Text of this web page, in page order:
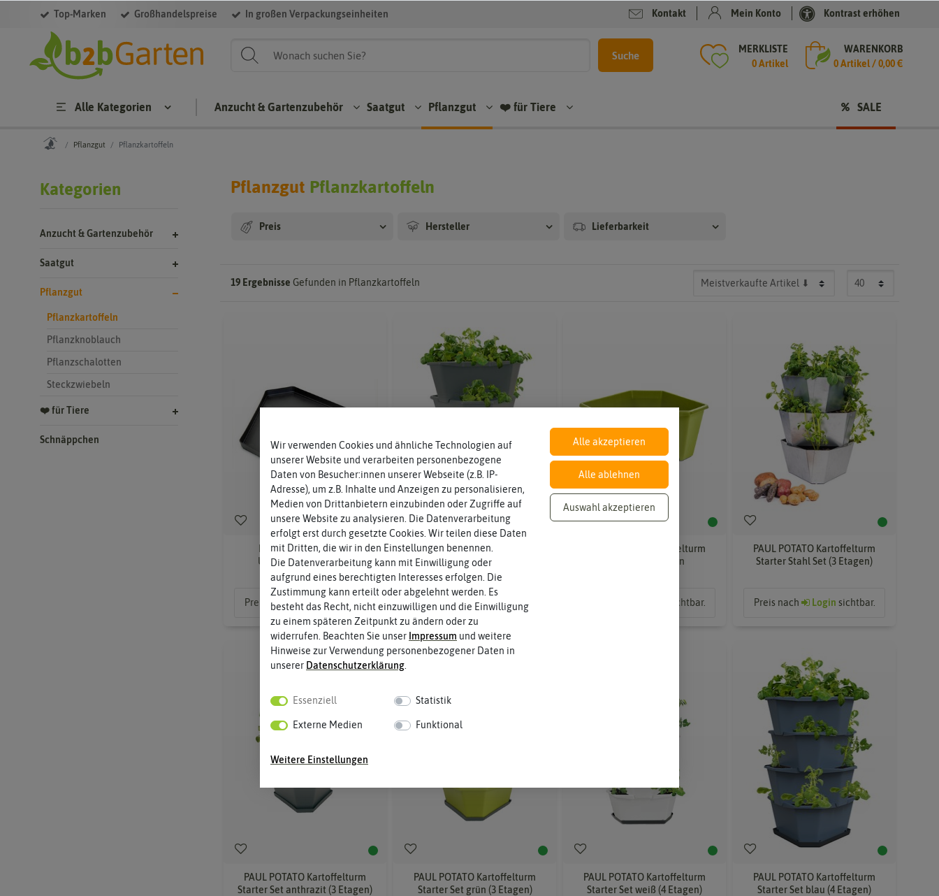
Top-Marken Großhandelspreise In großen Verpackungseinheiten Kontakt Mein Konto Kontrast erhöhen
Suche
MERKLISTE
0 Artikel
WARENKORB
0Artikel /0,00 €
Alle Kategorien Anzucht & Gartenzubehör Saatgut Pflanzgut ❤️ für Tiere SALE
Pflanzgut Pflanzkartoffeln
Kategorien
Anzucht & Gartenzubehör
Saatgut
Pflanzgut
Pflanzkartoffeln
Pflanzknoblauch
Pflanzschalotten
Steckzwiebeln
❤️ für Tiere
Schnäppchen
Pflanzgut Pflanzkartoffeln
Preis Hersteller Lieferbarkeit
19 Ergebnisse Gefunden in Pflanzkartoffeln
PAUL POTATO Starter
Untersetzer anthrazit
Preis nach Loginsichtbar.
PAUL POTATO Kartoffelturm
Starter Set anthrazit (4 Etagen)
Preis nach Loginsichtbar.
PAUL POTATO Kartoffelturm
Starter Etage grün
sichtbar.
PAUL POTATO Kartoffelturm
Starter Stahl Set (3 Etagen)
Preis nach Login sichtbar.
PAUL POTATO Kartoffelturm
Starter Set anthrazit (3 Etagen)
PAUL POTATO Kartoffelturm
Starter Set grün (3 Etagen)
PAUL POTATO Kartoffelturm
Starter Set weiß (4 Etagen)
PAUL POTATO Kartoffelturm
Starter Set blau (4 Etagen)
Filter
Wir verwenden Cookies und ähnliche Technologien auf
unserer Website und verarbeiten personenbezogene
Daten von Besucher:innen unserer Webseite (z.B. IP-
Adresse), um z.B. Inhalte und Anzeigen zu personalisieren,
Medien von Drittanbietern einzubinden oder Zugriffe auf
unsere Website zu analysieren. Die Datenverarbeitung
erfolgt erst durch gesetzte Cookies. Wir teilen diese Daten
mit Dritten, die wir in den Einstellungen benennen.
Die Datenverarbeitung kann mit Einwilligung oder
aufgrund eines berechtigten Interesses erfolgen. Die
Zustimmung kann erteilt oder abgelehnt werden. Es
besteht das Recht, nicht einzuwilligen und die Einwilligung
zu einem späteren Zeitpunkt zu ändern oder zu
widerrufen. Beachten Sie unser Impressum und weitere
Hinweise zur Verwendung personenbezogener Daten in
unserer Daten­schutz­erklärung
Essenziell Statistik
Externe Medien Funktional
Weitere Einstellungen
Alle akzeptieren
Alle ablehnen
Auswahl akzeptieren